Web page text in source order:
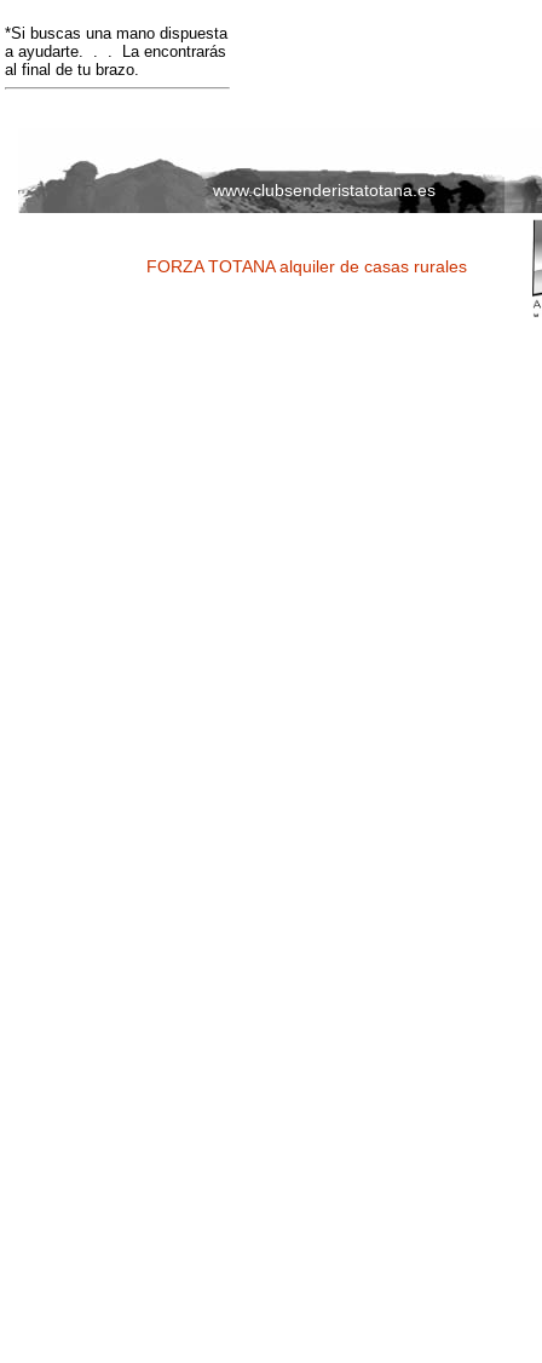
*Si buscas una mano dispuesta
a ayudarte. . . La encontrarás
al final de tu brazo.
www.clubsenderistatotana.es
FORZA TOTANA alquiler de casas rurales